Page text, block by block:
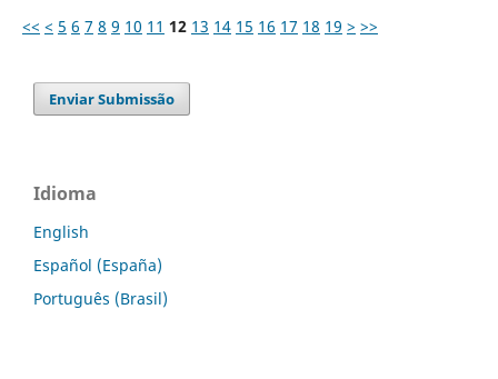
<< < 5 6 7 8 9 10 11 12 13 14 15 16 17 18 19 > >>
Enviar Submissão
Idioma
English
Español (España)
Português (Brasil)